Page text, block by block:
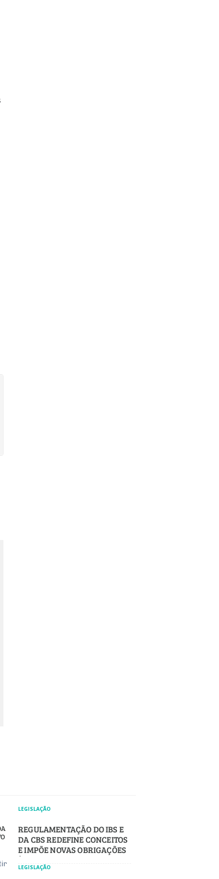
LEGISLAÇÃO
REGULAMENTAÇÃO DO IBS E
DA CBS REDEFINE CONCEITOS
E IMPÕE NOVAS OBRIGAÇÕES
ÀS EMPRESAS
LEGISLAÇÃO